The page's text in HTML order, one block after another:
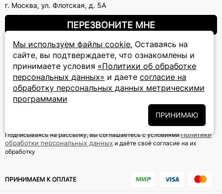
Мы используем файлы cookie. Оставаясь на
сайте, вы подтверждаете, что ознакомлены и
принимаете условия «Политики об обработке
персональных данных» и даете согласие на
обработку персональных данных метрическими
программами
ПРИНИМАЮ
г. Москва, ул. Флотская, д. 5А
ПЕРЕЗВОНИТЕ МНЕ
8 (800) 777-72-69
прием звонков: круглосуточно
ПОДПИСКА НА РАССЫЛКУ
Подписаться на новости
Подписываясь на рассылку, вы соглашаетесь с условиямиПолитики
обработки персональных данных и даёте своё согласие на их
обработку
ПРИНИМАЕМ К ОПЛАТЕ